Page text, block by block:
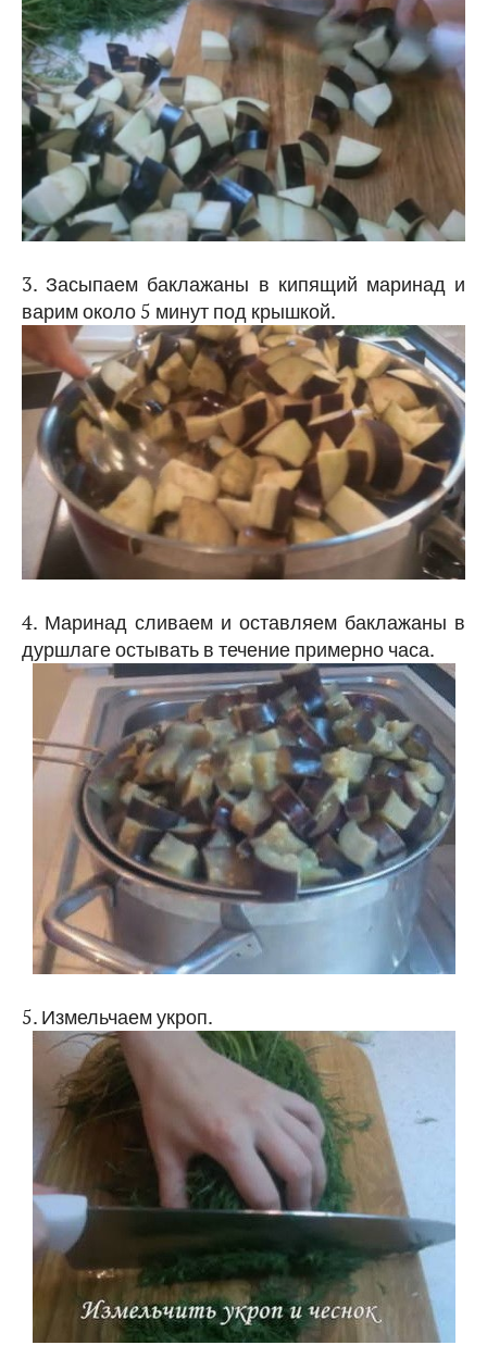
3. Засыпаем баклажаны в кипящий маринад и
варим около 5 минут под крышкой.
4. Маринад сливаем и оставляем баклажаны в
дуршлаге остывать в течение примерно часа.
5. Измельчаем укроп.